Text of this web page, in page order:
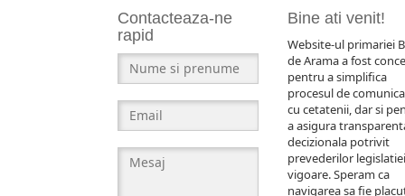
Contacteaza-ne
rapid
Bine ati venit!
Website-ul primariei
de Arama a fost
pentru a simplifica
procesul de
cu cetatenii, dar si
a asigura
decizionala potrivit
prevederilor
vigoare. Speram ca
navigarea sa fie